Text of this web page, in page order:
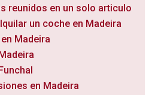
reunidos en un solo articulo
un coche en Madeira
Madeira
en Madeira